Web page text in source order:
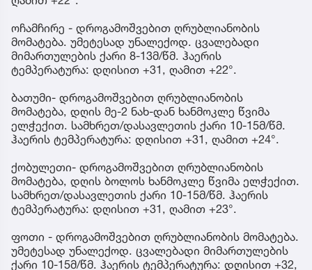
ოჩამჩირე - დროგამოშვებით ღრუბლიანობის
მომატება. უმეტესად უნალექოდ. ცვალებადი
მიმართულების ქარი 8-13მ/წმ. ჰაერის
ტემპერატურა: დღისით +31, ღამით +22°.
ბათუმი- დროგამოშვებით ღრუბლიანობის
მომატება, დღის მე-2 ნახ-დან ხანმოკლე წვიმა
ელჭექით. სამხრეთ/დასავლეთის ქარი 10-15მ/წმ.
ჰაერის ტემპერატურა: დღისით +31, ღამით +24°.
ქობულეთი- დროგამოშვებით ღრუბლიანობის
მომატება, დღის ბოლოს ხანმოკლე წვიმა ელჭექით.
სამხრეთ/დასავლეთის ქარი 10-15მ/წმ. ჰაერის
ტემპერატურა: დღისით +31, ღამით +23°.
ფოთი - დროგამოშვებით ღრუბლიანობის მომატება.
უმეტესად უნალექოდ. ცვალებადი მიმართულების
ქარი 10-15მ/წმ. ჰაერის ტემპერატურა: დღისით +32,